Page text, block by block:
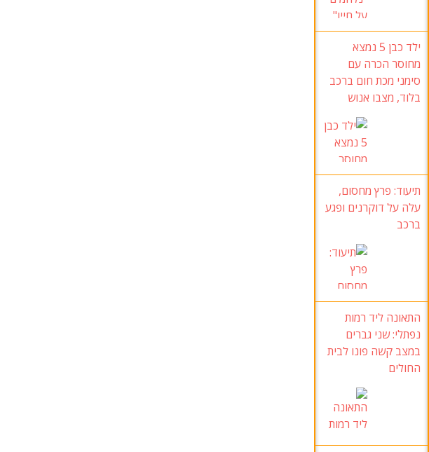
ילד כבן 5
נמצא
מחוסר הכרה עם
סימני מכת חום ברכב
בלוד, מצבו אנוש
תיעוד: פרץ מחסום,
עלה על דוקרנים ופגע
ברכב
התאונה ליד רמות
נפתלי:שני גברים
במצב קשה פונו לבית
החולים